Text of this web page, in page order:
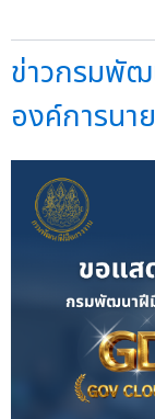
ข่าวกรมพั
องค์การนา